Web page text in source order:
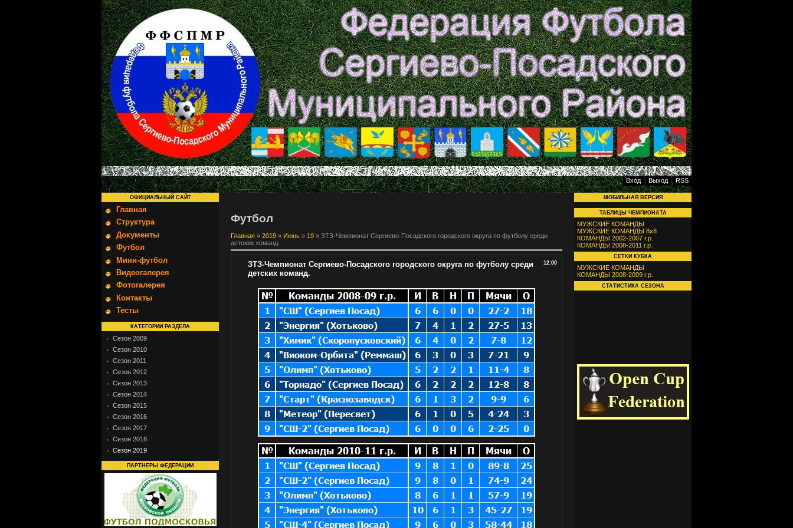
Вход Выход RSS
ОФИЦИАЛЬНЫЙ САЙТ
Главная
Структура
Документы
Футбол
Мини-футбол
Видеогалерея
Фотогалерея
Контакты
Тесты
КАТЕГОРИИ РАЗДЕЛА
Сезон 2009
Сезон 2010
Сезон 2011
Сезон 2012
Сезон 2013
Сезон 2014
Сезон 2015
Сезон 2016
Сезон 2017
Сезон 2018
Сезон 2019
ПАРТНЕРЫ ФЕДЕРАЦИИ
Футбол
Главная » 2019 » Июнь » 19 » ЗТЗ-Чемпионат Сергиево-Посадского городского округа по футболу среди
детских команд.
12:00
ЗТЗ-Чемпионат Сергиево-Посадского городского округа по футболу среди
детских команд.
МОБИЛЬНАЯ ВЕРСИЯ
ТАБЛИЦЫ ЧЕМПИОНАТА
МУЖСКИЕ КОМАНДЫ
МУЖСКИЕ КОМАНДЫ 8х8
КОМАНДЫ 2002-2007 г.р.
КОМАНДЫ 2008-2011 г.р.
СЕТКИ КУБКА
МУЖСКИЕ КОМАНДЫ
КОМАНДЫ 2008-2009 г.р.
СТАТИСТИКА СЕЗОНА